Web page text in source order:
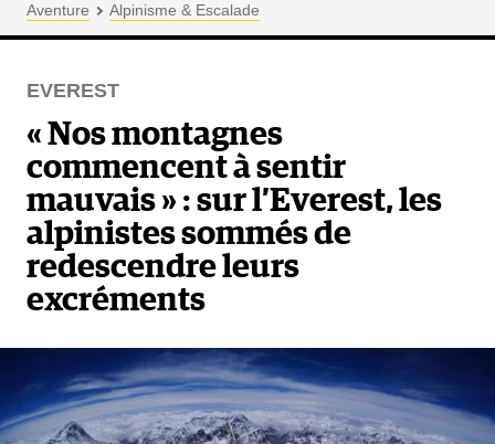
Aventure Alpinisme & Escalade
EVEREST
« Nos montagnes
commencent à sentir
mauvais » : sur l’Everest, les
alpinistes sommés de
redescendre leurs
excréments